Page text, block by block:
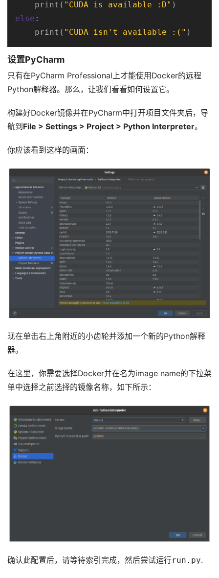
    print(
"CUDA is available :D"
else :
    print(
"CUDA isn't available :(" )
设置PyCharm
只有在PyCharm Professional上才能使用Docker的远程
Python解释器。那么，让我们看看如何设置它。
构建好Docker镜像并在PyCharm中打开项目文件夹后，导
航到 File > Settings > Project > Python Interpreter。
你应该看到这样的画面：
现在单击右上角附近的小齿轮并添加一个新的Python解释
器。
在这里，你需要选择Docker并在名为image name的下拉菜
单中选择之前选择的镜像名称，如下所示：
确认此配置后，请等待索引完成，然后尝试运行run.py.